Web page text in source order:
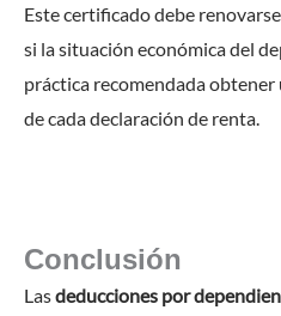
Este certificado debe
si la situación económica del
práctica recomendada
de cada declaración de renta.
Conclusión
Lasdeducciones por